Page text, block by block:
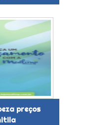
preços